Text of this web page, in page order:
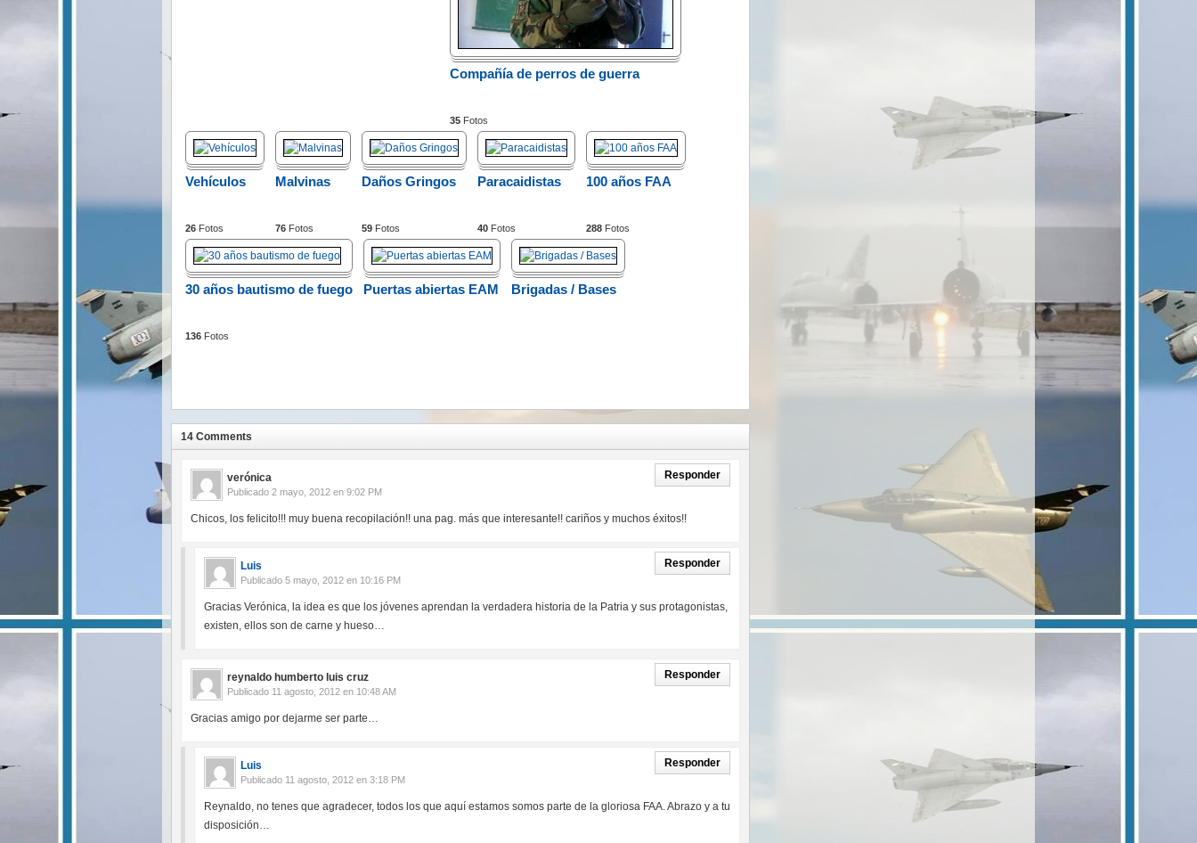
Compañía de perros de guerra
35 Fotos
Vehículos
26 Fotos
Malvinas
76 Fotos
Daños Gringos
59 Fotos
Paracaidistas
40 Fotos
100 años FAA
288 Fotos
30 años bautismo de fuego
136 Fotos
Puertas abiertas EAM Brigadas / Bases
14 Comments
Responder
verónica
Publicado 2 mayo, 2012 en 9:02 PM
Chicos, los felicito!!! muy buena recopilación!! una pag. más que interesante!! cariños y muchos éxitos!!
Responder
Luis
Publicado 5 mayo, 2012 en 10:16 PM
Gracias Verónica, la idea es que los jóvenes aprendan la verdadera historia de la Patria y sus protagonistas,
existen, ellos son de carne y hueso…
Responder
reynaldo humberto luis cruz
Publicado 11 agosto, 2012 en 10:48 AM
Gracias amigo por dejarme ser parte…
Responder
Luis
Publicado 11 agosto, 2012 en 3:18 PM
Reynaldo, no tenes que agradecer, todos los que aquí estamos somos parte de la gloriosa FAA. Abrazo y a tu
disposición…